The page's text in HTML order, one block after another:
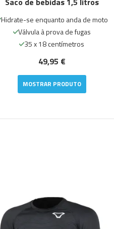
Hidrate-se enquanto anda de moto
Válvula à prova de fugas
35 x 18 centímetros
49,95 €
MOSTRAR PRODUTO